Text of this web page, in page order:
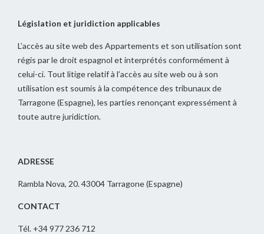
Législation et juridiction applicables
L’accès au site web des Appartements et son utilisation sont
régis par le droit espagnol et interprétés conformément à
celui-ci. Tout litige relatif à l’accès au site web ou à son
utilisation est soumis à la compétence des tribunaux de
Tarragone (Espagne), les parties renonçant expressément à
toute autre juridiction.
ADRESSE
Rambla Nova, 20. 43004 Tarragone (Espagne)
CONTACT
Tél. +34 977 236 712